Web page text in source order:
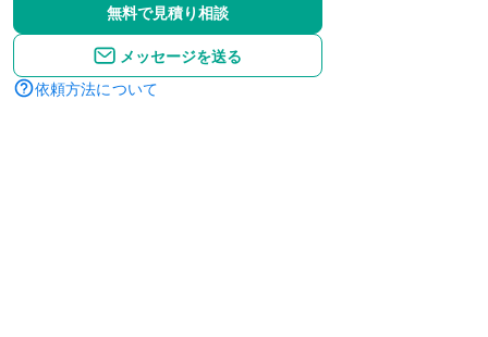
無料で見積り相談
メッセージを送る
依頼方法について